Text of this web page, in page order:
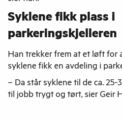
Syklene fikk plass i
parkeringskjelleren
Han trekker frem at et løft for
syklene fikk en avdeling i
– Da står syklene til de ca.
til jobb trygt og tørt, sier Geir